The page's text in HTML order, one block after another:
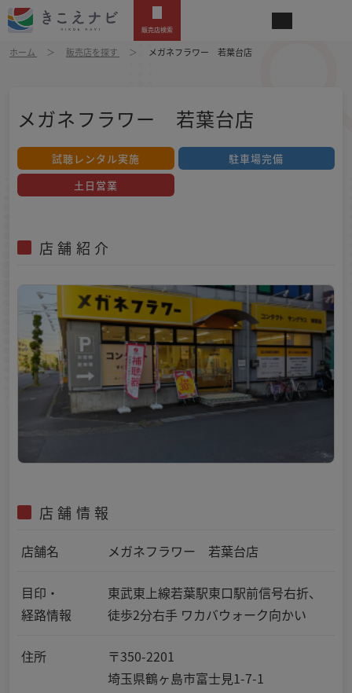
販売店検索
ホーム 販売店を探す メガネフラワー 若葉台店
メガネフラワー 若葉台店
試聴レンタル実施
駐車場完備
土日営業
店舗紹介
店舗情報
店舗名 メガネフラワー 若葉台店
目印・
経路情報
東武東上線若葉駅東口駅前信号右折、
徒歩2分右手 ワカバウォーク向かい
住所
〒350-2201
埼玉県鶴ヶ島市富士見1-7-1